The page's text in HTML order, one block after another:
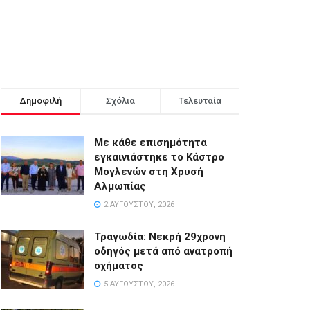
Δημοφιλή Σχόλια Τελευταία
Με κάθε επισημότητα
εγκαινιάστηκε το Κάστρο
Μογλενών στη Χρυσή
Αλμωπίας
2 ΑΥΓΟΎΣΤΟΥ, 2026
Τραγωδία: Νεκρή 29χρονη
οδηγός μετά από ανατροπή
οχήματος
5 ΑΥΓΟΎΣΤΟΥ, 2026